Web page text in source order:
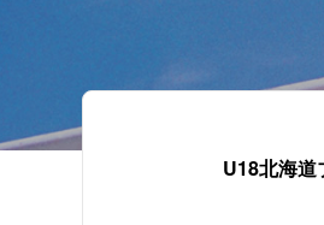
U18北海道